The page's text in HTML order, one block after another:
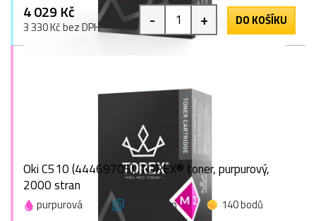
4 029 Kč
3 330 Kč bez DPH - + DO KOŠÍKU
Oki C510 (44469705), TOREX® toner, purpurový,
2000 stran
purpurová 2000 stran 140 bodů